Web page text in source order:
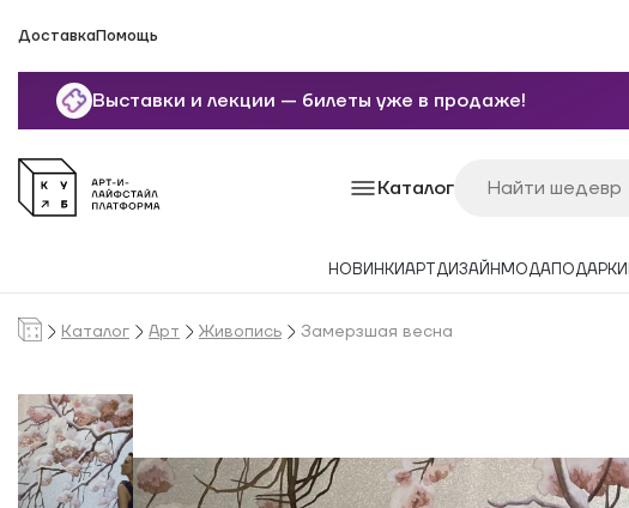
ДоставкаПомощь
Выставки и лекции — билеты уже в продаже!
Каталог
НОВИНКИАРТДИЗАЙН МОДАПОДАРКИ
Каталог Арт Живопись Замерзшая весна